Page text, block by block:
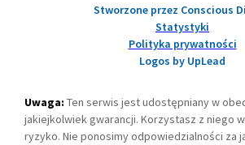
Stworzone przez Conscious
Statystyki
Polityka prywatności
Logos by UpLead
Uwaga: Ten serwis jest udostępniany w
jakiejkolwiek gwarancji. Korzystasz z niego
ryzyko. Nie ponosimy odpowiedzialności za